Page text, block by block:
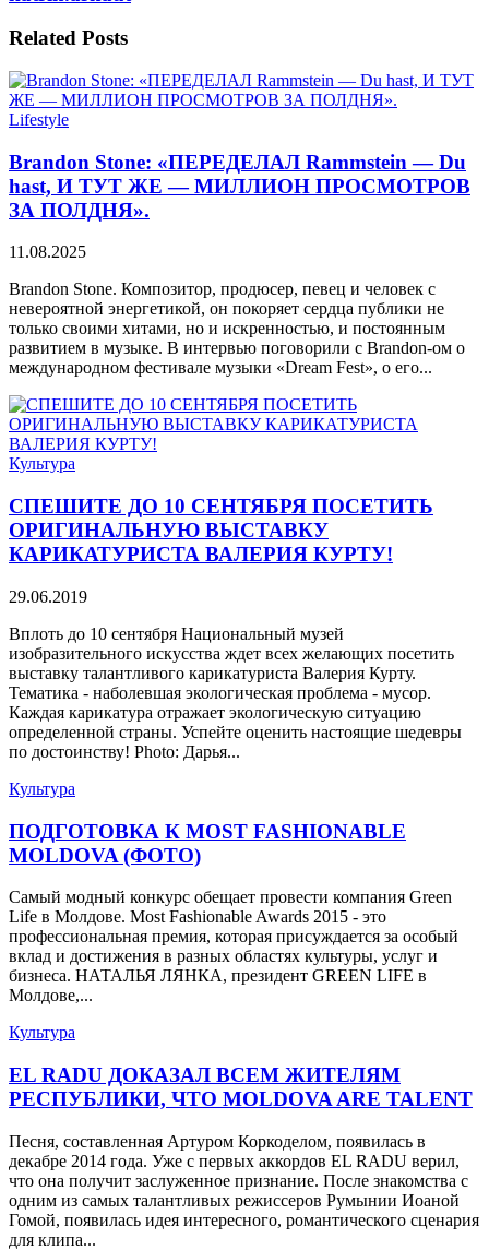
Related Posts
Lifestyle
Brandon Stone: «ПЕРЕДЕЛАЛ Rammstein — Du
hast, И ТУТ ЖЕ — МИЛЛИОН ПРОСМОТРОВ
ЗА ПОЛДНЯ».
11.08.2025
Brandon Stone. Композитор, продюсер, певец и человек с
невероятной энергетикой, он покоряет сердца публики не
только своими хитами, но и искренностью, и постоянным
развитием в музыке. В интервью поговорили с Brandon-ом о
международном фестивале музыки «Dream Fest», о его...
Культура
СПЕШИТЕ ДО 10 СЕНТЯБРЯ ПОСЕТИТЬ
ОРИГИНАЛЬНУЮ ВЫСТАВКУ
КАРИКАТУРИСТА ВАЛЕРИЯ КУРТУ!
29.06.2019
Вплоть до 10 сентября Национальный музей
изобразительного искусства ждет всех желающих посетить
выставку талантливого карикатуриста Валерия Курту.
Тематика - наболевшая экологическая проблема - мусор.
Каждая карикатура отражает экологическую ситуацию
определенной страны. Успейте оценить настоящие шедевры
по достоинству! Photo: Дарья...
Культура
ПОДГОТОВКА К MOST FASHIONABLE
MOLDOVA (ФОТО)
Самый модный конкурс обещает провести компания Green
Life в Молдове. Most Fashionable Awards 2015 - это
профессиональная премия, которая присуждается за особый
вклад и достижения в разных областях культуры, услуг и
бизнеса. НАТАЛЬЯ ЛЯНКА, президент GREEN LIFE в
Молдове,...
Культура
EL RADU ДОКАЗАЛ ВСЕМ ЖИТЕЛЯМ
РЕСПУБЛИКИ, ЧТО MOLDOVA ARE TALENT
Песня, составленная Артуром Коркоделом, появилась в
декабре 2014 года. Уже с первых аккордов EL RADU верил,
что она получит заслуженное признание. После знакомства с
одним из самых талантливых режиссеров Румынии Иоаной
Гомой, появилась идея интересного, романтического сценария
для клипа...